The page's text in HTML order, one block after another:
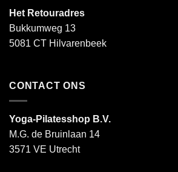
Het Retouradres
Bukkumweg 13
5081 CT Hilvarenbeek
CONTACT ONS
Yoga-Pilatesshop B.V.
M.G. de Bruinlaan 14
3571 VE Utrecht